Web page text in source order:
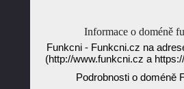
Informace o doméně
Funkcni - Funkcni.cz na
(http://www.funkcni.cz a
Podrobnosti o doméně